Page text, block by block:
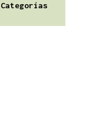
Categorías